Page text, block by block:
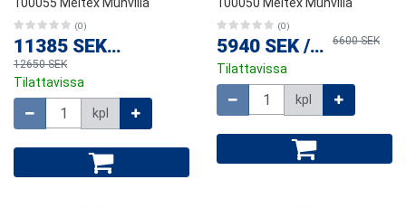
(0)
11385 SEK
/
12650 SEK
Tilattavissa
kpl
(0)
5940 SEK / kpl6600 SEK
Tilattavissa
kpl